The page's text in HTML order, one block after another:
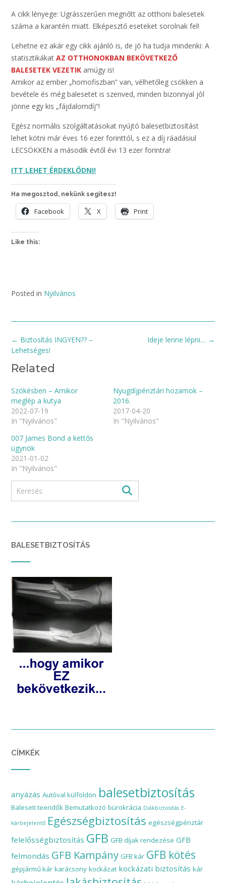
A cikk lényege: Ugrásszerűen megnőtt az otthoni balesetek
száma a karantén miatt. Elképesztő eseteket sorolnak fel!
Lehetne ez akár egy cikk ajánló is, de jó ha tudja mindenki: A
statisztikákat AZ OTTHONOKBAN BEKÖVETKEZŐ
BALESETEK VEZETIK amúgy is!
Amikor az ember „homofiszban” van, vélhetőleg csökken a
bevétele és még balesetet is szenved, minden bizonnyal jól
jönne egy kis „fájdalomdíj”!
Egész normális szolgáltatásokat nyújtó balesetbiztosítást
lehet kötni már éves 16 ezer forinttól, s ez a díj ráadásiul
LECSÖKKEN a második évtől évi 13 ezer forintra!
ITT LEHET ÉRDEKLŐDNI!
Ha megosztod, nekünk segítesz!
Facebook X Print
Like this:
Posted in Nyilvános
Post
navigation
Ideje lenne lépni… →
← Biztosítás INGYEN?? –
Lehetséges!
Related
Szökésben – Amikor
meglép a kutya
2022-07-19
In "Nyilvános"
Nyugdíjpénztári hozamok –
2016.
2017-04-20
In "Nyilvános"
007 James Bond a kettős
ügynök
2021-01-02
In "Nyilvános"
BALESETBIZTOSÍTÁS
CÍMKÉK
anyázás Autóval külföldön balesetbiztosítás
Baleseti teendők Bemutatkozó bürokrácia Diákbiztosítás E-
kárbejelentő Egészségbiztosítás egészségpénztár
felelősségbiztosítás GFB GFB díjak rendezése GFB
felmondás GFB Kampány GFB kár GFB kötés
gépjármű kár karácsony kockázat kockázati biztosítás kár